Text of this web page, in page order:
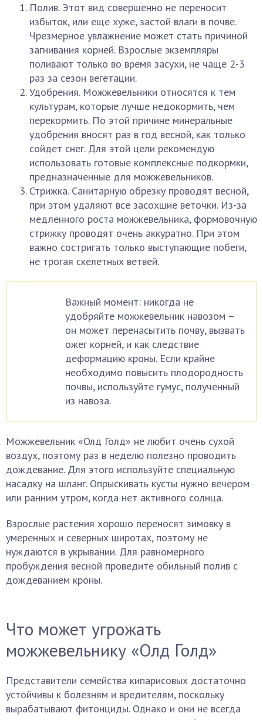
Полив. Этот вид совершенно не переносит
избыток, или еще хуже, застой влаги в почве.
Чрезмерное увлажнение может стать причиной
загнивания корней. Взрослые экземпляры
поливают только во время засухи, не чаще 2-3
раз за сезон вегетации.
Удобрения. Можжевельники относятся к тем
культурам, которые лучше недокормить, чем
перекормить. По этой причине минеральные
удобрения вносят раз в год весной, как только
сойдет снег. Для этой цели рекомендую
использовать готовые комплексные подкормки,
предназначенные для можжевельников.
Стрижка. Санитарную обрезку проводят весной,
при этом удаляют все засохшие веточки. Из-за
медленного роста можжевельника, формовочную
стрижку проводят очень аккуратно. При этом
важно состригать только выступающие побеги,
не трогая скелетных ветвей.
Важный момент: никогда не
удобряйте можжевельник навозом –
он может перенасытить почву, вызвать
ожег корней, и как следствие
деформацию кроны. Если крайне
необходимо повысить плодородность
почвы, используйте гумус, полученный
из навоза.
Можжевельник «Олд Голд» не любит очень сухой
воздух, поэтому раз в неделю полезно проводить
дождевание. Для этого используйте специальную
насадку на шланг. Опрыскивать кусты нужно вечером
или ранним утром, когда нет активного солнца.
Взрослые растения хорошо переносят зимовку в
умеренных и северных широтах, поэтому не
нуждаются в укрывании. Для равномерного
пробуждения весной проведите обильный полив с
дождеванием кроны.
Что может угрожать
можжевельнику «Олд Голд»
Представители семейства кипарисовых достаточно
устойчивы к болезням и вредителям, поскольку
вырабатывают фитонциды. Однако и они не всегда